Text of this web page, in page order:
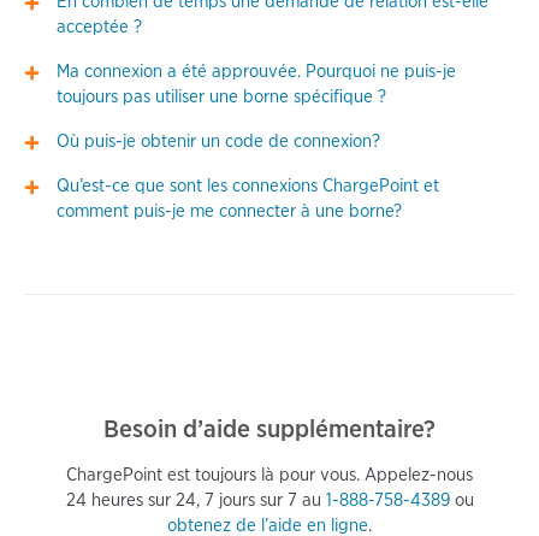
acceptée ?
Ma connexion a été approuvée. Pourquoi ne puis-je
toujours pas utiliser une borne spécifique ?
Où puis-je obtenir un code de connexion?
Qu’est-ce que sont les connexions ChargePoint et
comment puis-je me connecter à une borne?
Besoin d’aide supplémentaire?
ChargePoint est toujours là pour vous. Appelez-nous
24 heures sur 24, 7 jours sur 7 au 1-888-758-4389ou
obtenez de l’aide en ligne.